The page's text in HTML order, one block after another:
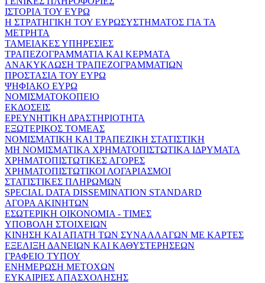
ΙΣΤΟΡΙΑ ΤΟΥ ΕΥΡΩ
Η ΣΤΡΑΤΗΓΙΚΗ ΤΟΥ ΕΥΡΩΣΥΣΤΗΜΑΤΟΣ ΓΙΑ ΤΑ
ΜΕΤΡΗΤΑ
ΤΑΜΕΙΑΚΕΣ ΥΠΗΡΕΣΙΕΣ
ΤΡΑΠΕΖΟΓΡΑΜΜΑΤΙΑ ΚΑΙ ΚΕΡΜΑΤΑ
ΑΝΑΚΥΚΛΩΣΗ ΤΡΑΠΕΖΟΓΡΑΜΜΑΤΙΩΝ
ΠΡΟΣΤΑΣΙΑ ΤΟΥ ΕΥΡΩ
ΨΗΦΙΑΚΟ ΕΥΡΩ
ΝΟΜΙΣΜΑΤΟΚΟΠΕΙΟ
ΕΚΔΟΣΕΙΣ
ΕΡΕΥΝΗΤΙΚΗ ΔΡΑΣΤΗΡΙΟΤΗΤΑ
ΕΞΩΤΕΡΙΚΟΣ ΤΟΜΕΑΣ
ΝΟΜΙΣΜΑΤΙΚΗ ΚΑΙ ΤΡΑΠΕΖΙΚΗ ΣΤΑΤΙΣΤΙΚΗ
ΜΗ ΝΟΜΙΣΜΑΤΙΚΑ ΧΡΗΜΑΤΟΠΙΣΤΩΤΙΚΑ ΙΔΡΥΜΑΤΑ
ΧΡΗΜΑΤΟΠΙΣΤΩΤΙΚΕΣ ΑΓΟΡΕΣ
ΧΡΗΜΑΤΟΠΙΣΤΩΤΙΚΟΙ ΛΟΓΑΡΙΑΣΜΟΙ
ΣΤΑΤΙΣΤΙΚΕΣ ΠΛΗΡΩΜΩΝ
SPECIAL DATA DISSEMINATION STANDARD
ΑΓΟΡΑ ΑΚΙΝΗΤΩΝ
ΕΣΩΤΕΡΙΚΗ ΟΙΚΟΝΟΜΙΑ - ΤΙΜΕΣ
ΥΠΟΒΟΛΗ ΣΤΟΙΧΕΙΩΝ
ΚΙΝΗΣΗ ΚΑΙ ΑΠΑΤΗ ΤΩΝ ΣΥΝΑΛΛΑΓΩΝ ΜΕ ΚΑΡΤΕΣ
ΕΞΕΛΙΞΗ ΔΑΝΕΙΩΝ ΚΑΙ ΚΑΘΥΣΤΕΡΗΣΕΩΝ
ΓΡΑΦΕΙΟ ΤΥΠΟΥ
ΕΝΗΜΕΡΩΣΗ ΜΕΤΟΧΩΝ
ΕΥΚΑΙΡΙΕΣ ΑΠΑΣΧΟΛΗΣΗΣ